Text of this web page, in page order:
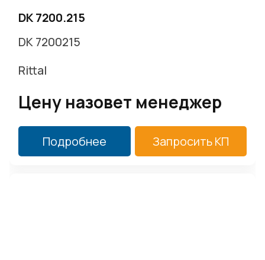
DK 7200.215
DK 7200215
Rittal
Цену назовет менеджер
Подробнее Запросить КП